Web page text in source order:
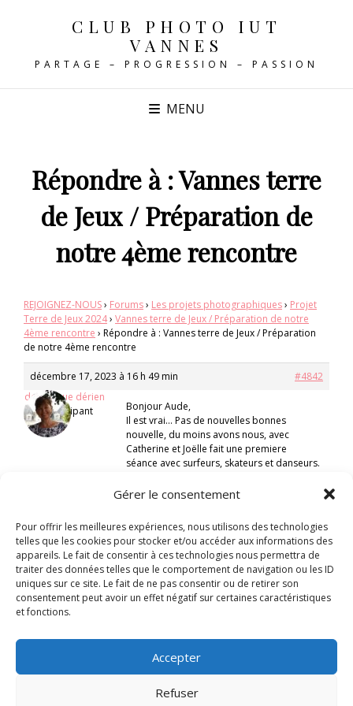
Gérer le consentement
Pour offrir les meilleures expériences, nous utilisons des technologies
telles que les cookies pour stocker et/ou accéder aux informations des
appareils. Le fait de consentir à ces technologies nous permettra de
traiter des données telles que le comportement de navigation ou les ID
uniques sur ce site. Le fait de ne pas consentir ou de retirer son
consentement peut avoir un effet négatif sur certaines caractéristiques
et fonctions.
Accepter
Refuser
CLUB PHOTO IUT
VANNES
PARTAGE – PROGRESSION – PASSION
MENU
Répondre à : Vannes terre
de Jeux / Préparation de
notre 4ème rencontre
REJOIGNEZ-NOUS› Forums› Les projets photographiques› Projet
Terre de Jeux 2024› Vannes terre de Jeux / Préparation de notre
4ème rencontre › Répondre à : Vannes terre de Jeux / Préparation
de notre 4ème rencontre
décembre 17, 2023 à 16 h 49 min
#4842
dominique dérien
Participant
Bonjour Aude,
Il est vrai… Pas de nouvelles bonnes
nouvelle, du moins avons nous, avec
Catherine et Joëlle fait une premiere
séance avec surfeurs, skateurs et danseurs.
mercredi. Allons nous dans la bonne
À mercredi
Dominique